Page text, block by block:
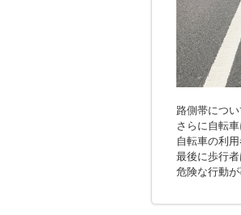
路側帯につ
さらに自転
自転車の利
最後に歩行者
危険な行動